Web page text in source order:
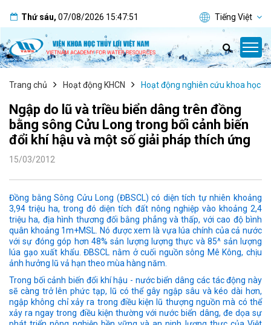
Thứ sáu, 07/08/2026 15:47:52 Tiếng Việt
Trang chủ Hoạt động KHCN Hoạt động nghiên cứu khoa học
Ngập do lũ và triều biển dâng trên đồng
bằng sông Cửu Long trong bối cảnh biến
đổi khí hậu và một số giải pháp thích ứng
15/03/2012
Đồng bằng Sông Cửu Long (ĐBSCL) có diện tích tự nhiên khoảng
3,94 triệu ha, trong đó diện tích đất nông nghiệp vào khoảng 2,4
triệu ha, địa hình thương đối bằng phẳng và thấp, với cao độ bình
quân khoảng 1m+MSL. Nó được xem là vựa lúa chính của cả nước
với sự đóng góp hơn 48% sản lượng lượng thực và 85^ sản lượng
lúa gạo xuất khẩu. ĐBSCL nằm ở cuối nguồn sông Mê Kông, chịu
ảnh hưởng lũ vả hạn theo mùa hàng năm.
Trong bối cảnh biến đổi khí hậu - nước biển dâng các tác động này
sẽ càng trở lên phức tạp, lũ có thể gây ngập sâu và kéo dài hơn,
ngập không chỉ xảy ra trong điều kiện lũ thượng nguồn mà có thể
xảy ra ngay trong điều kiện thường với nước biển dâng, đe dọa sự